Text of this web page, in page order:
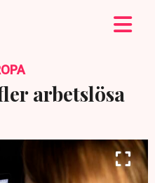
arbetslösa